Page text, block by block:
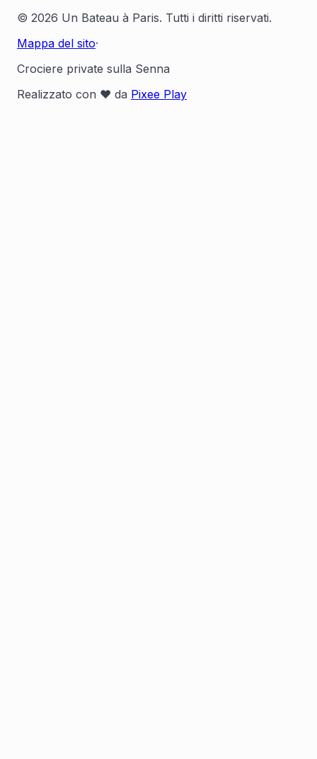
© 2026 Un Bateau à Paris. Tutti i diritti riservati.
Mappa del sito·
Crociere private sulla Senna
Realizzato con ❤️ da Pixee Play